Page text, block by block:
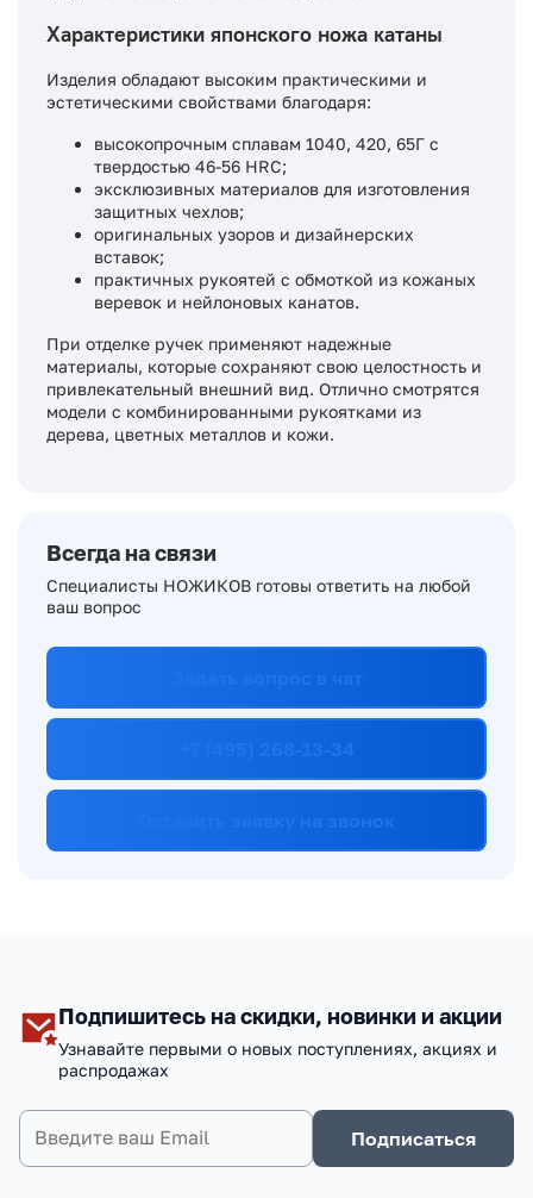
Характеристики японского ножа катаны
Изделия обладают высоким практическими и
эстетическими свойствами благодаря:
высокопрочным сплавам 1040, 420, 65Г с
твердостью 46-56 HRC;
эксклюзивных материалов для изготовления
защитных чехлов;
оригинальных узоров и дизайнерских
вставок;
практичных рукоятей с обмоткой из кожаных
веревок и нейлоновых канатов.
При отделке ручек применяют надежные
материалы, которые сохраняют свою целостность и
привлекательный внешний вид. Отлично смотрятся
модели с комбинированными рукоятками из
дерева, цветных металлов и кожи.
Всегда на связи
Специалисты НОЖИКОВ готовы ответить на любой
ваш вопрос
Подпишитесь на скидки, новинки и акции
Узнавайте первыми о новых поступлениях, акциях и
распродажах
Подписаться